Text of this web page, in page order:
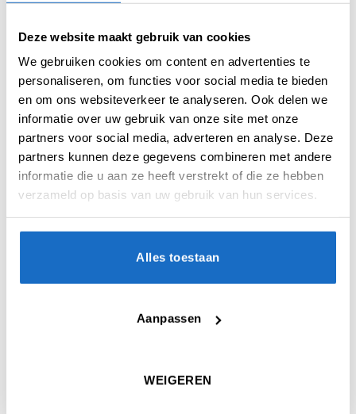
Deze website maakt gebruik van cookies
We gebruiken cookies om content en advertenties te
personaliseren, om functies voor social media te bieden
en om ons websiteverkeer te analyseren. Ook delen we
informatie over uw gebruik van onze site met onze
partners voor social media, adverteren en analyse. Deze
partners kunnen deze gegevens combineren met andere
informatie die u aan ze heeft verstrekt of die ze hebben
verzameld op basis van uw gebruik van hun services.
Alles toestaan
Aanpassen
WEIGEREN
UITVERKOCHT
Winmau Vecta Shaft Blue
Winmau Vecta Shaft Blade 6